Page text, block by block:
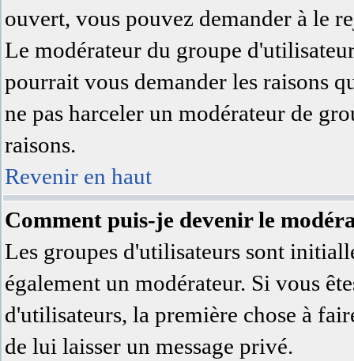
ouvert, vous pouvez demander à le
Le modérateur du groupe
pourrait vous demander les raisons
ne pas harceler un modérateur de
raisons.
Revenir en haut
Comment puis-je devenir le
Les groupes d'utilisateurs sont
également un modérateur. Si vous
d'utilisateurs, la première chose à
de lui laisser un message privé.